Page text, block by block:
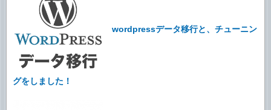
wordpressデータ移行と、チューニン
グをしました！